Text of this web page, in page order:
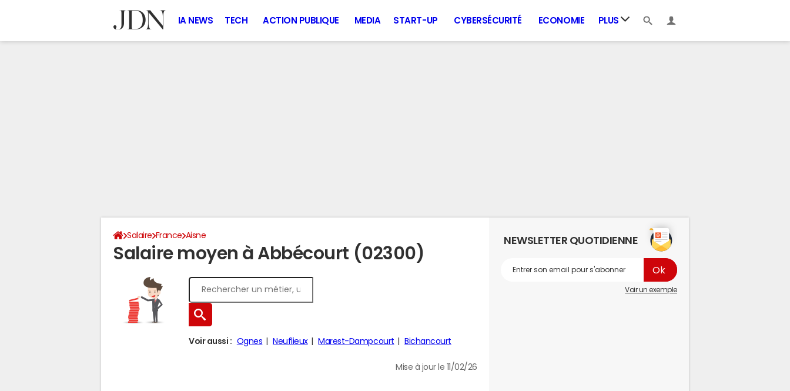
IA NEWS TECH ACTION PUBLIQUE MEDIA START-UP CYBERSÉCURITÉ ECONOMIE PLUS
Salaire France Aisne
Salaire moyen à Abbécourt (02300)
Voir aussi : Ognes Neuflieux Marest-Dampcourt Bichancourt
Mise à jour le 11/02/26
NEWSLETTER QUOTIDIENNE
Voir un exemple